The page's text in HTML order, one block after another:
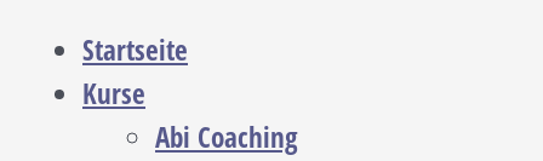
Startseite
Kurse
Abi Coaching